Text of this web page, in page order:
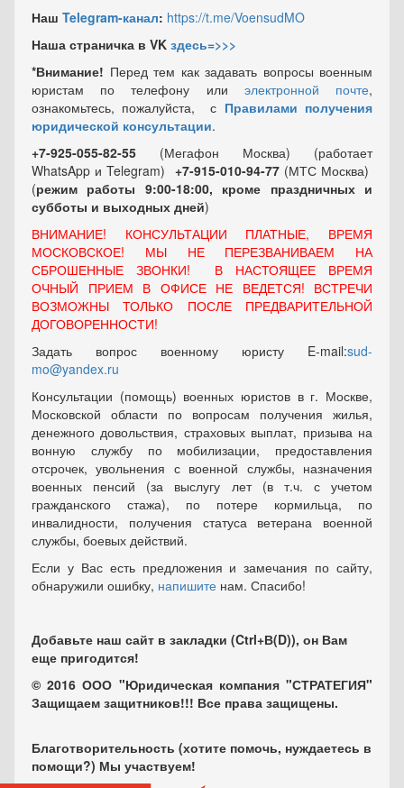
Наш Telegram-канал: https://t.me/VoensudMO
Наша страничка в VK здесь=>>>
*Внимание! Перед тем как задавать вопросы военным
юристам по телефону или электронной почте,
ознакомьтесь, пожалуйста, с Правилами получения
юридической консультации.
+7-925-055-82-55 (Мегафон Москва) (работает
WhatsApp и Telegram) +7-915-010-94-77 (МТС Москва)
(режим работы 9:00-18:00, кроме праздничных и
субботы и выходных дней)
ВНИМАНИЕ! КОНСУЛЬТАЦИИ ПЛАТНЫЕ, ВРЕМЯ
МОСКОВСКОЕ! МЫ НЕ ПЕРЕЗВАНИВАЕМ НА
СБРОШЕННЫЕ ЗВОНКИ! В НАСТОЯЩЕЕ ВРЕМЯ
ОЧНЫЙ ПРИЕМ В ОФИСЕ НЕ ВЕДЕТСЯ! ВСТРЕЧИ
ВОЗМОЖНЫ ТОЛЬКО ПОСЛЕ ПРЕДВАРИТЕЛЬНОЙ
ДОГОВОРЕННОСТИ!
Задать вопрос военному юристу E-mail:sud-
mo@yandex.ru
Консультации (помощь) военных юристов в г. Москве,
Московской области по вопросам получения жилья,
денежного довольствия, страховых выплат, призыва на
вонную службу по мобилизации, предоставления
отсрочек, увольнения с военной службы, назначения
военных пенсий (за выслугу лет (в т.ч. с учетом
гражданского стажа), по потере кормильца, по
инвалидности, получения статуса ветерана военной
службы, боевых действий.
Если у Вас есть предложения и замечания по сайту,
обнаружили ошибку, напишите нам. Спасибо!
Добавьте наш сайт в закладки (Ctrl+В(D)), он Вам
еще пригодится!
© 2016 ООО "Юридическая компания "СТРАТЕГИЯ"
Защищаем защитников!!! Все права защищены.
Благотворительность (хотите помочь, нуждаетесь в
помощи?) Мы участвуем!